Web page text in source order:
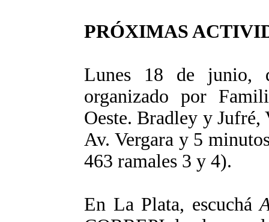
PRÓXIMAS
Lunes 18 de junio,
organizado por
Oeste. Bradley y Jufré,
Av. Vergara y 5
463 ramales 3 y 4).
En La Plata, escuchá